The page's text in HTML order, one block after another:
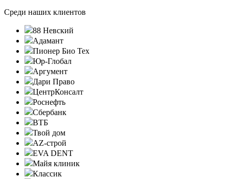
Среди наших клиентов
88 Невский
Адамант
Пионер Био Тех
Юр-Глобал
Аргумент
Дари Право
ЦентрКонсалт
Роснефть
Сбербанк
ВТБ
Твой дом
AZ-строй
EVA DENT
Майя клиник
Классик